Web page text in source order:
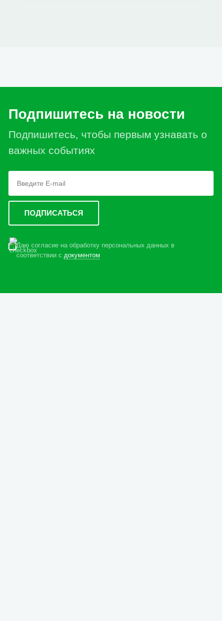
Подпишитесь на новости
Подпишитесь, чтобы первым узнавать о
важных событиях
Даю согласие на обработку персональных данных в
соответствии с документом